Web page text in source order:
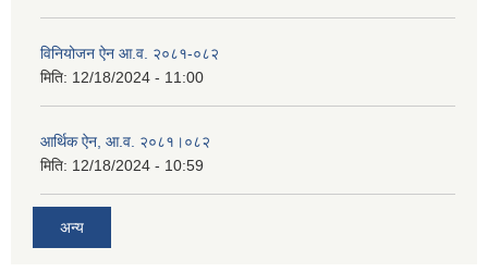
विनियोजन ऐन आ.व. २०८१-०८२
मिति: 12/18/2024 - 11:00
आर्थिक ऐन, आ.व. २०८१।०८२
मिति: 12/18/2024 - 10:59
अन्य